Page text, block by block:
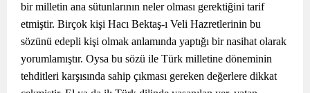
bir milletin ana sütunlarının neler olması gerektiğini tarif
etmiştir. Birçok kişi Hacı Bektaş-ı Veli Hazretlerinin bu
sözünü edepli kişi olmak anlamında yaptığı bir nasihat olarak
yorumlamıştır. Oysa bu sözü ile Türk milletine döneminin
tehditleri karşısında sahip çıkması gereken değerlere dikkat